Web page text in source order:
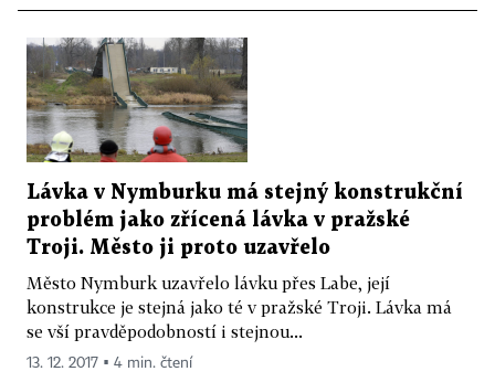
Lávka v Nymburku má stejný konstrukční
problém jako zřícená lávka v pražské
Troji. Město ji proto uzavřelo
Město Nymburk uzavřelo lávku přes Labe, její
konstrukce je stejná jako té v pražské Troji. Lávka má
se vší pravděpodobností i stejnou...
13. 12. 2017 ▪ 4 min. čtení